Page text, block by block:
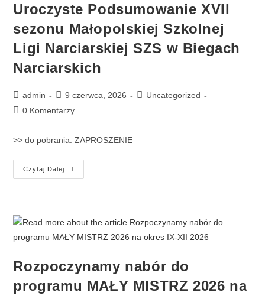
Uroczyste Podsumowanie XVII
sezonu Małopolskiej Szkolnej
Ligi Narciarskiej SZS w Biegach
Narciarskich
admin 9 czerwca, 2026
Uncategorized
0 Komentarzy
>> do pobrania: ZAPROSZENIE
Czytaj Dalej
Rozpoczynamy nabór do
programu MAŁY MISTRZ 2026 na